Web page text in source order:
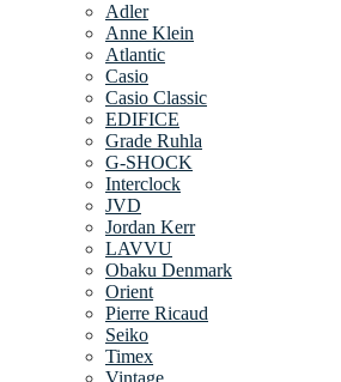
Adler
Anne Klein
Atlantic
Casio
Casio Classic
EDIFICE
Grade Ruhla
G-SHOCK
Interclock
JVD
Jordan Kerr
LAVVU
Obaku Denmark
Orient
Pierre Ricaud
Seiko
Timex
Vintage